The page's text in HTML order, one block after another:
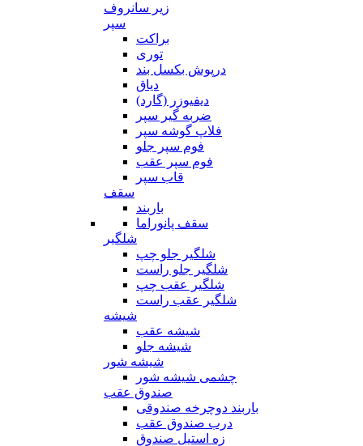
زیر سانروف
سپر
براکت
توری
درپوش بکسل بند
دیاق
دیفیوزر (گارد)
ضربه گیر سپر
فلاپ گوشه سپر
فوم سپر جلو
فوم سپر عقب
قاب سپر
سقف
باربند
سقف پانوراما
شلگیر
شلگیر جلو چپ
شلگیر جلو راست
شلگیر عقب چپ
شلگیر عقب راست
شیشه
شیشه عقب
شیشه جلو
شیشه شور
چشمی شیشه شور
صندوق عقب
باربند دوچرخه صندوقی
درب صندوق عقب
زه استیل صندوق